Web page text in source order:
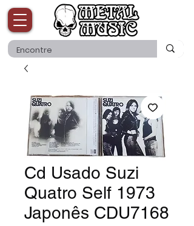
Cd Usado Suzi
Quatro Self 1973
Japonês CDU7168